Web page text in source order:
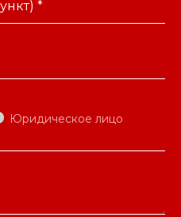
*
Юридическое лицо